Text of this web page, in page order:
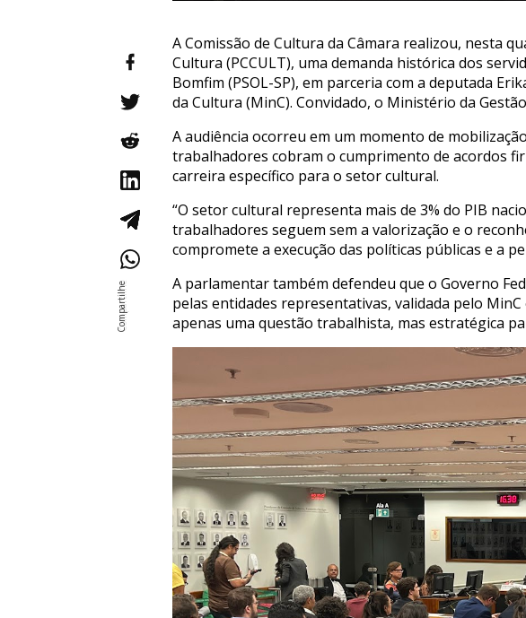
A Comissão de Cultura da Câmara realizou, nesta
Cultura (PCCULT), uma demanda histórica dos
Bomfim (PSOL-SP), em parceria com a deputada
da Cultura (MinC). Convidado, o Ministério da
A audiência ocorreu em um momento de
trabalhadores cobram o cumprimento de acordos
carreira específico para o setor cultural.
“O setor cultural representa mais de 3% do PIB
trabalhadores seguem sem a valorização e o
compromete a execução das políticas públicas e a
A parlamentar também defendeu que o Governo
pelas entidades representativas, validada pelo
apenas uma questão trabalhista, mas estratégica